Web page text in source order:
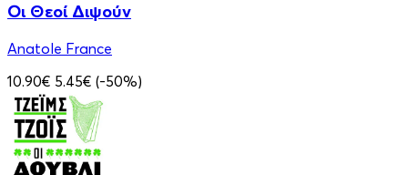
Οι Θεοί Διψούν
Anatole France
10.90€ 5.45€ (-50%)